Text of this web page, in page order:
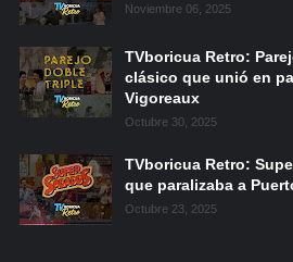
Noviembre 06, 2025
TVboricua Retro:
clásico que unió en
Vigoreaux
Octubre 30, 2025
TVboricua Retro:
que paralizaba a
Octubre 23, 2025